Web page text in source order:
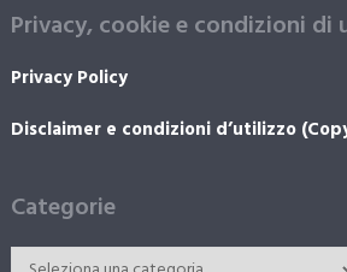
Privacy, cookie e condizioni di
Privacy Policy
Disclaimer e condizioni d’utilizzo
Categorie